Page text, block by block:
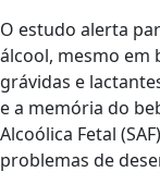
O estudo alerta
álcool, mesmo em
grávidas e
e a memória do
Alcoólica Fetal
problemas de